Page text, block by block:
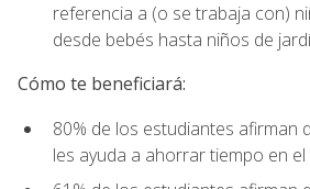
referencia a (o se trabaja con)
desde bebés hasta niños de
Cómo te beneficiará:
80% de los estudiantes afirman
les ayuda a ahorrar tiempo en